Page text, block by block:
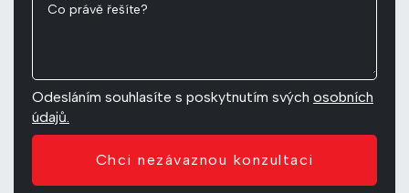
Odesláním souhlasíte s poskytnutím svých osobních
údajů.
Chci nezávaznou konzultaci